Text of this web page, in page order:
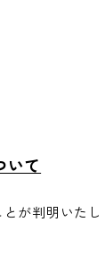
いて
が判明いたし